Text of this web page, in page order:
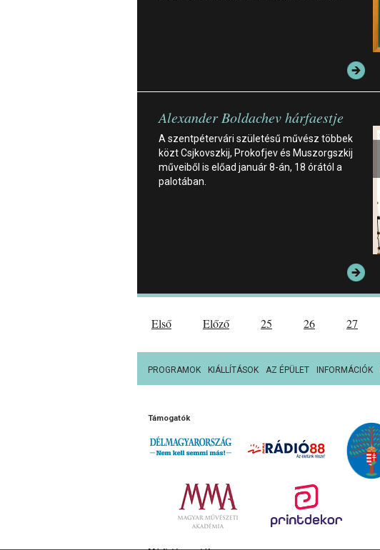
Alexander Boldachev hárfaestje
A szentpétervári születésű művész többek
közt Csjkovszkij, Prokofjev és Muszorgszkij
műveiből is előad január 8-án, 18 órától a
palotában.
Első Előző 25 26 27
PROGRAMOK KIÁLLÍTÁSOK AZ ÉPÜLET INFORMÁCIÓK
Támogatók